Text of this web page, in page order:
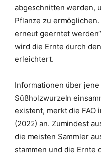
abgeschnitten werden,
Pflanze zu
erneut geerntet
wird die Ernte durch
erleichtert.
Informationen über
Süßholzwurzeln
existent, merkt die FAO
(2022) an. Zumindest
die meisten Sammler
stammen und die Ernte